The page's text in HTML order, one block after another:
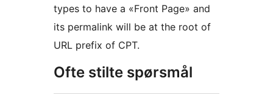
types to have a «Front Page» and
its permalink will be at the root of
URL prefix of CPT.
Ofte stilte spørsmål